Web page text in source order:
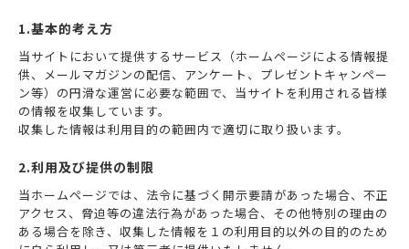
1.基本的考え方
当サイトにおいて提供するサービス（ホームページによる情報提
供、メールマガジンの配信、アンケート、プレゼントキャンペー
ン等）の円滑な運営に必要な範囲で、当サイトを利用される皆様
の情報を収集しています。
収集した情報は利用目的の範囲内で適切に取り扱います。
2.利用及び提供の制限
当ホームページでは、法令に基づく開示要請があった場合、不正
アクセス、脅迫等の違法行為があった場合、その他特別の理由の
ある場合を除き、収集した情報を１の利用目的以外の目的のため